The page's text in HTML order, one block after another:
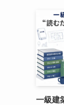
一級建